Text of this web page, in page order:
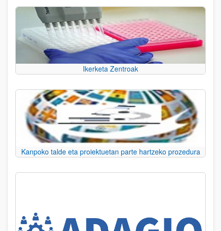
Ikerketa Zentroak
Kanpoko talde eta proiektuetan parte hartzeko prozedura